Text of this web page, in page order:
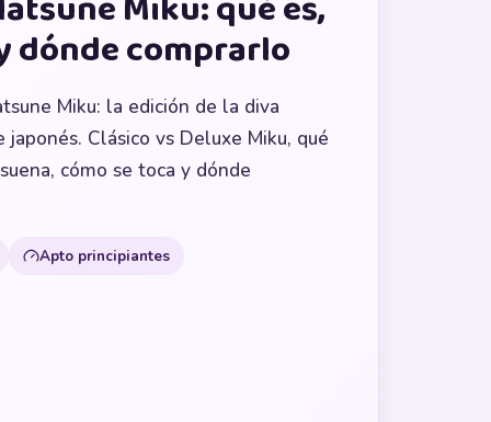
dónde comprarlo
Miku: la edición de la diva
Clásico vs Deluxe Miku, qué
cómo se toca y dónde
Apto principiantes